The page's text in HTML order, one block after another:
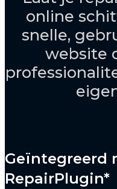
online
snelle,
website
Geïntegreerd
RepairPlugin*